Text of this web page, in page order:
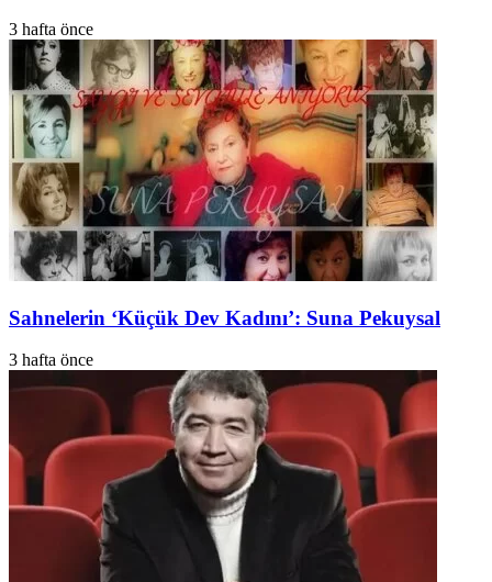
3 hafta önce
Sahnelerin ‘Küçük Dev Kadını’: Suna Pekuysal
3 hafta önce